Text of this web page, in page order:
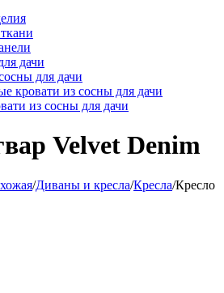
дачи
для дачи
кровати из сосны для дачи
из сосны для дачи
Velvet Denim
/Диваны и кресла/Кресла/Кресло